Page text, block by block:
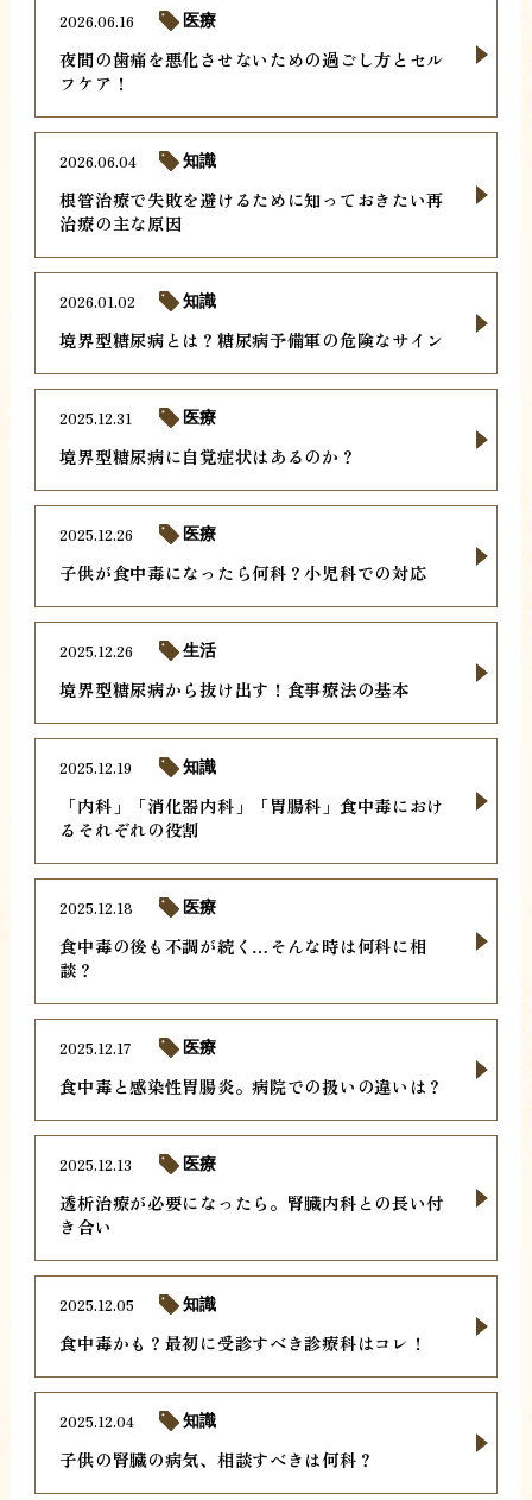
夜間の歯痛を悪化させないための過ごし方とセル
フケア！
2026.06.16 医療
根管治療で失敗を避けるために知っておきたい再
治療の主な原因
2026.06.04 知識
境界型糖尿病とは？糖尿病予備軍の危険なサイン
2026.01.02 知識
境界型糖尿病に自覚症状はあるのか？
2025.12.31 医療
子供が食中毒になったら何科？小児科での対応
2025.12.26 医療
境界型糖尿病から抜け出す！食事療法の基本
2025.12.26 生活
「内科」「消化器内科」「胃腸科」食中毒におけ
るそれぞれの役割
2025.12.19 知識
食中毒の後も不調が続く…そんな時は何科に相
談？
2025.12.18 医療
食中毒と感染性胃腸炎。病院での扱いの違いは？
2025.12.17 医療
透析治療が必要になったら。腎臓内科との長い付
き合い
2025.12.13 医療
食中毒かも？最初に受診すべき診療科はコレ！
2025.12.05 知識
子供の腎臓の病気、相談すべきは何科？
2025.12.04 知識